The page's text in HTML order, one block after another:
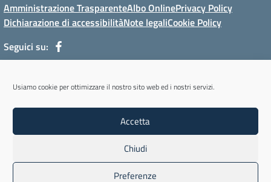
Usiamo cookie per ottimizzare il nostro sito web ed i nostri servizi.
Accetta
Chiudi
Preferenze
Amministrazione TrasparenteAlbo OnlinePrivacy Policy
Dichiarazione di accessibilitàNote legaliCookie Policy
Seguici su:
Via Mur di Cadola, 12 - 32100 Belluno (BL) - Tel 0437/31143 - Mail:
Codice meccanografico: BLMM08400L - Codice iPA: cpiabl - C.F.
93051950256 - Codice univoco fatturazione elettronica (CUF): UFYKU0